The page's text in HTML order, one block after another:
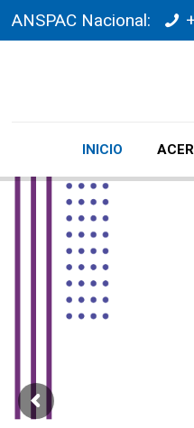
ANSPAC Nacional:
INICIO